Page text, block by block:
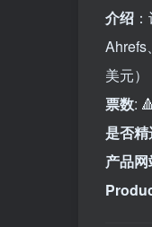
介绍
Ahrefs
美元）
票数:
是否精
产品